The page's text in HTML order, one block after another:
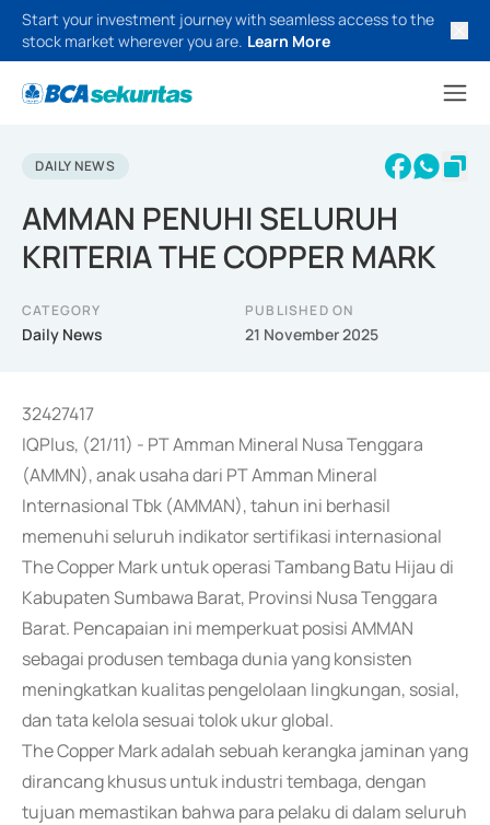
Start your investment journey with seamless access to the
stock market wherever you are. Learn More
DAILY NEWS
AMMAN PENUHI SELURUH
KRITERIA THE COPPER MARK
CATEGORY
Daily News
PUBLISHED ON
21 November 2025
32427417
IQPlus, (21/11) - PT Amman Mineral Nusa Tenggara
(AMMN), anak usaha dari PT Amman Mineral
Internasional Tbk (AMMAN), tahun ini berhasil
memenuhi seluruh indikator sertifikasi internasional
The Copper Mark untuk operasi Tambang Batu Hijau di
Kabupaten Sumbawa Barat, Provinsi Nusa Tenggara
Barat. Pencapaian ini memperkuat posisi AMMAN
sebagai produsen tembaga dunia yang konsisten
meningkatkan kualitas pengelolaan lingkungan, sosial,
dan tata kelola sesuai tolok ukur global.
The Copper Mark adalah sebuah kerangka jaminan yang
dirancang khusus untuk industri tembaga, dengan
tujuan memastikan bahwa para pelaku di dalam seluruh